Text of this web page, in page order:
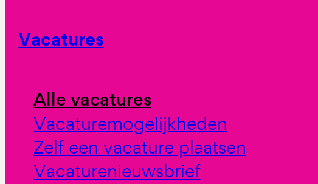
Vacatures
Alle vacatures
Vacaturemogelijkheden
Zelf een vacature plaatsen
Vacaturenieuwsbrief